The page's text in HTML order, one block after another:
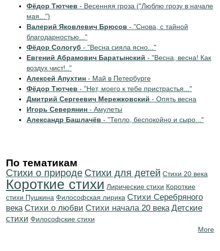
Фёдор Тютчев - Весенняя гроза ("Люблю грозу в начале
мая...")
Валерий Яковлевич Брюсов - "Снова, с тайной
благодарностью..."
Фёдор Сологуб - "Весна сияла ясно..."
Евгений Абрамович Баратынский - "Весна, весна! Как
воздух чист!.."
Алексей Апухтин - Май в Петербурге
Фёдор Тютчев - "Нет, моего к тебе пристрастья..."
Дмитрий Сергеевич Мережковский - Опять весна
Игорь Северянин - Амулеты
Александр Башлачёв - "Тепло, беспокойно и сыро..."
По тематикам
Стихи о природе Стихи для детей Стихи 20 века
Короткие стихи Лирические стихи Короткие
стихи Пушкина Философская лирика Cтихи Серебряного
века Стихи о любви Cтихи начала 20 века Детские
стихи Философские стихи
More